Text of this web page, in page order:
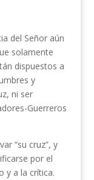
del Señor aún
solamente
dispuestos a
y
ni ser
Guerreros
“su cruz”, y
por el
y a la crítica.